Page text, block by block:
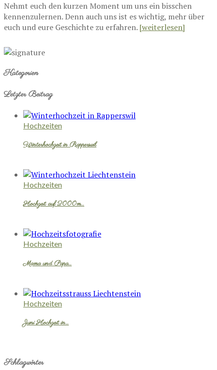
Nehmt euch den kurzen Moment um uns ein bisschen
kennenzulernen. Denn auch uns ist es wichtig, mehr über
euch und eure Geschichte zu erfahren. [weiterlesen]
Kategorien
Letzter Beitrag
Hochzeiten
Winterhochzeit in Rapperswil
Hochzeiten
Hochzeit auf 2000m…
Hochzeiten
Mama und Papa…
Hochzeiten
Juni Hochzeit in…
Schlagwörter